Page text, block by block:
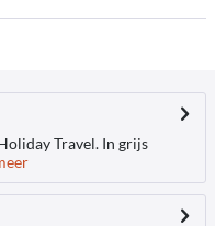
Travel. In grijs